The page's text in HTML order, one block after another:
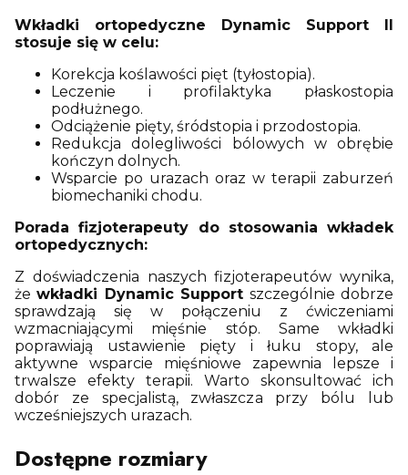
Wkładki ortopedyczne Dynamic Support II
stosuje się w celu:
Korekcja koślawości pięt (tyłostopia).
Leczenie i profilaktyka płaskostopia
podłużnego.
Odciążenie pięty, śródstopia i przodostopia.
Redukcja dolegliwości bólowych w obrębie
kończyn dolnych.
Wsparcie po urazach oraz w terapii zaburzeń
biomechaniki chodu.
Porada fizjoterapeuty do stosowania wkładek
ortopedycznych:
Z doświadczenia naszych fizjoterapeutów wynika,
żewkładki Dynamic Support szczególnie dobrze
sprawdzają się w połączeniu z ćwiczeniami
wzmacniającymi mięśnie stóp. Same wkładki
poprawiają ustawienie pięty i łuku stopy, ale
aktywne wsparcie mięśniowe zapewnia lepsze i
trwalsze efekty terapii. Warto skonsultować ich
dobór ze specjalistą, zwłaszcza przy bólu lub
wcześniejszych urazach.
Dostępne rozmiary